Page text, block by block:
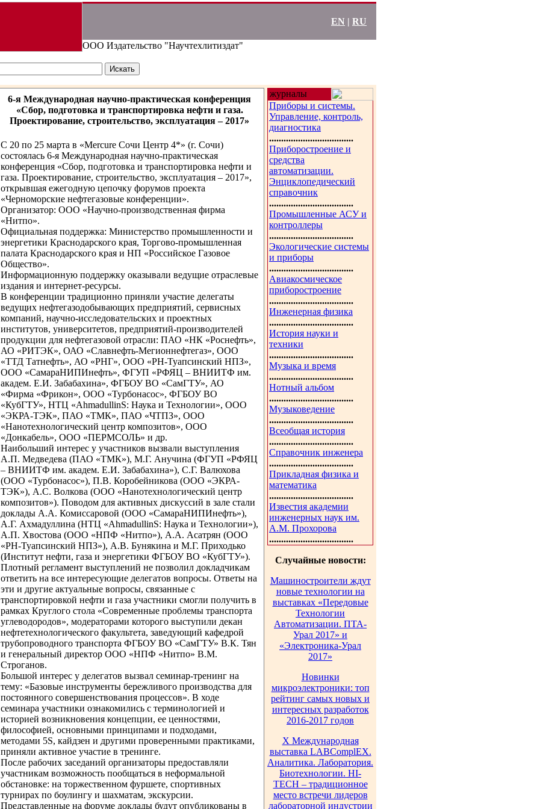
EN | RU
ООО Издательство "Научтехлитиздат"
6-я Международная научно-практическая конференция
«Сбор, подготовка и транспортировка нефти и газа.
Проектирование, строительство, эксплуатация – 2017»
С 20 по 25 марта в «Mercure Сочи Центр 4*» (г. Сочи)
состоялась 6-я Международная научно-практическая
конференция «Сбор, подготовка и транспортировка нефти и
газа. Проектирование, строительство, эксплуатация – 2017»,
открывшая ежегодную цепочку форумов проекта
«Черноморские нефтегазовые конференции».
Организатор: ООО «Научно-производственная фирма
«Нитпо».
Официальная поддержка: Министерство промышленности и
энергетики Краснодарского края, Торгово-промышленная
палата Краснодарского края и НП «Российское Газовое
Общество».
Информационную поддержку оказывали ведущие отраслевые
издания и интернет-ресурсы.
В конференции традиционно приняли участие делегаты
ведущих нефтегазодобывающих предприятий, сервисных
компаний, научно-исследовательских и проектных
институтов, университетов, предприятий-производителей
продукции для нефтегазовой отрасли: ПАО «НК «Роснефть»,
АО «РИТЭК», ОАО «Славнефть-Мегионнефтегаз», ООО
«ТТД Татнефть», АО «РНГ», ООО «РН-Туапсинский НПЗ»,
ООО «СамараНИПИнефть», ФГУП «РФЯЦ – ВНИИТФ им.
академ. Е.И. Забабахина», ФГБОУ ВО «СамГТУ», АО
«Фирма «Фрикон», ООО «Турбонасос», ФГБОУ ВО
«КубГТУ», НТЦ «AhmadullinS: Наука и Технологии», ООО
«ЭКРА-ТЭК», ПАО «ТМК», ПАО «ЧТПЗ», ООО
«Нанотехнологический центр композитов», ООО
«Донкабель», ООО «ПЕРМСОЛЬ» и др.
Наибольший интерес у участников вызвали выступления
А.П. Медведева (ПАО «ТМК»), М.Г. Анучина (ФГУП «РФЯЦ
– ВНИИТФ им. академ. Е.И. Забабахина»), С.Г. Валюхова
(ООО «Турбонасос»), П.В. Коробейникова (ООО «ЭКРА-
ТЭК»), А.С. Волкова (ООО «Нанотехнологический центр
композитов»). Поводом для активных дискуссий в зале стали
доклады А.А. Комиссаровой (ООО «СамараНИПИнефть»),
А.Г. Ахмадуллина (НТЦ «AhmadullinS: Наука и Технологии»),
А.П. Хвостова (ООО «НПФ «Нитпо»), А.А. Асатрян (ООО
«РН-Туапсинский НПЗ»), А.В. Бунякина и М.Г. Приходько
(Институт нефти, газа и энергетики ФГБОУ ВО «КубГТУ»).
Плотный регламент выступлений не позволил докладчикам
ответить на все интересующие делегатов вопросы. Ответы на
эти и другие актуальные вопросы, связанные с
транспортировкой нефти и газа участники смогли получить в
рамках Круглого стола «Современные проблемы транспорта
углеводородов», модераторами которого выступили декан
нефтетехнологического факультета, заведующий кафедрой
трубопроводного транспорта ФГБОУ ВО «СамГТУ» В.К. Тян
и генеральный директор ООО «НПФ «Нитпо» В.М.
Строганов.
Большой интерес у делегатов вызвал семинар-тренинг на
тему: «Базовые инструменты бережливого производства для
постоянного совершенствования процессов». В ходе
семинара участники ознакомились с терминологией и
историей возникновения концепции, ее ценностями,
философией, основными принципами и подходами,
методами 5S, кайдзен и другими проверенными практиками,
приняли активное участие в тренинге.
После рабочих заседаний организаторы предоставляли
участникам возможность пообщаться в неформальной
обстановке: на торжественном фуршете, спортивных
турнирах по боулингу и шахматам, экскурсии.
Представленные на форуме доклады будут опубликованы в
журналы
Приборы и системы.
Управление, контроль,
диагностика
...................................
Приборостроение и
средства
автоматизации.
Энциклопедический
справочник
...................................
Промышленные АСУ и
контроллеры
...................................
Экологические системы
и приборы
...................................
Авиакосмическое
приборостроение
...................................
Инженерная физика
...................................
История науки и
техники
...................................
Музыка и время
...................................
Нотный альбом
...................................
Музыковедение
...................................
Всеобщая история
...................................
Справочник инженера
...................................
Прикладная физика и
математика
...................................
Известия академии
инженерных наук им.
А.М. Прохорова
...................................
Случайные новости:
Машиностроители ждут
новые технологии на
выставках «Передовые
Технологии
Автоматизации. ПТА-
Урал 2017» и
«Электроника-Урал
2017»
Новинки
микроэлектроники: топ
рейтинг самых новых и
интересных разработок
2016-2017 годов
X Международная
выставка LABComplEX.
Аналитика. Лаборатория.
Биотехнологии. HI-
TECH – традиционное
место встречи лидеров
лабораторной индустрии